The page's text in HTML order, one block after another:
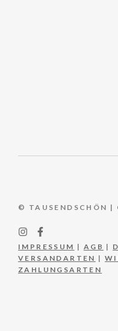
© TAUSENDSCHÖN |
IMPRESSUM | AGB |
VERSANDARTEN |
ZAHLUNGSARTEN